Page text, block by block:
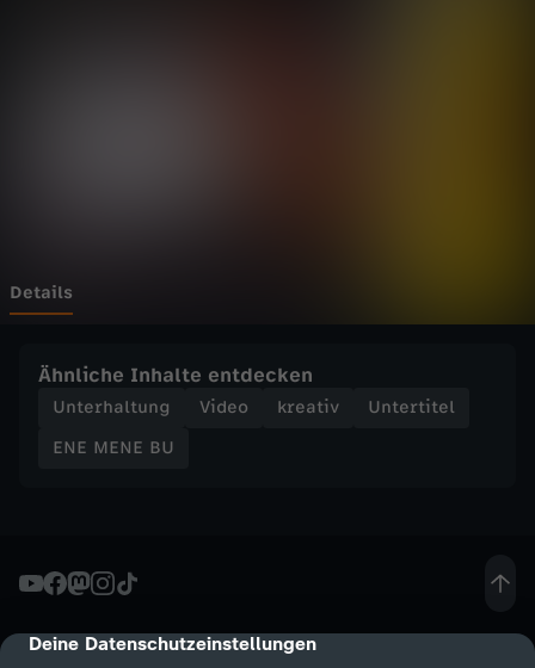
cmp-dialog-description
Deine Datenschutzeinstellungen
c
t
a
t
Details
Ähnliche Inhalte entdecken
Unterhaltung Video kreativ
Untertitel
ENE MENE BU